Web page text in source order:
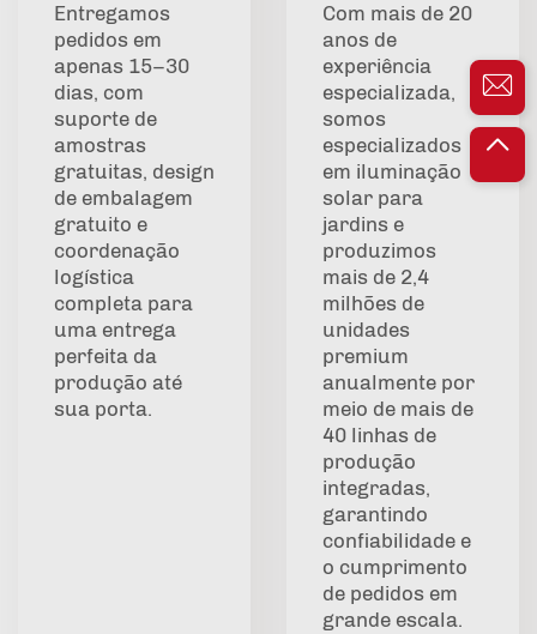
Entregamos
pedidos em
apenas 15–30
dias, com
suporte de
amostras
gratuitas, design
de embalagem
gratuito e
coordenação
logística
completa para
uma entrega
perfeita da
produção até
sua porta.
Com mais de 20
anos de
experiência
especializada,
somos
especializados
em iluminação
solar para
jardins e
produzimos
mais de 2,4
milhões de
unidades
premium
anualmente por
meio de mais de
40 linhas de
produção
integradas,
garantindo
confiabilidade e
o cumprimento
de pedidos em
grande escala.